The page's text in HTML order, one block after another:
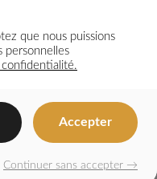
que nous puissions
personnelles
Accepter
Continuer sans accepter →